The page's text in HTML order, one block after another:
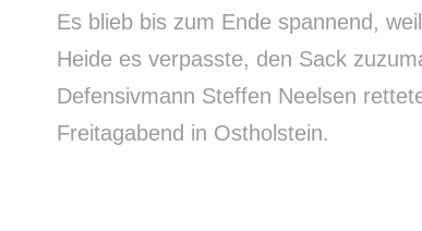
Es blieb bis zum Ende spannend,
Heide es verpasste, den Sack
Defensivmann Steffen Neelsen
Freitagabend in Ostholstein.